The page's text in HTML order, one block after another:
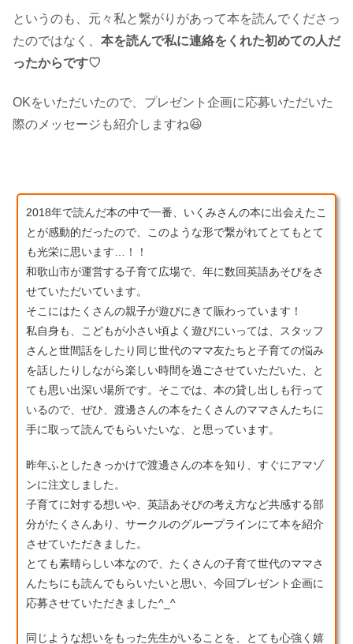
というのも、元々私と繋がりがあって本を読んでくださっ
たのではなく、 本を読んで私に連絡をくれた初めての人だ
ったからです♡
OKをいただいたので、プレゼント企画に応募いただいた
際のメッセージも紹介しますね😆
2018年で読んだ本の中で一番、いくみさんの本に出会えたこ
とが感動的だったので、このような形で繋がれてとてもとて
も光栄に思います…！！
和歌山市が運営する子育て広場で、年に数回英語あそびをさ
せていただいています。
そこにはたくさんの親子が遊びにきて賑わっています！
私自身も、こどもが小さい頃よく遊びにいっては、スタッフ
さんと世間話をしたり同じ世代のママ友たちと子育ての悩み
を話したりしながら楽しい時間を過ごさせていただいた、と
ても思い出深い場所です。そこでは、本の貸し出しも行って
いるので、ぜひ、渡邊さんの本をたくさんのママさんたちに
手に取って読んでもらいたいな、と思っています。
昨年ふとしたきっかけで渡邊さんの本を知り、すぐにアマゾ
ンに注文しました。
子育てに対する想いや、英語あそびの考え方など共感する部
分がたくさんあり、サークルのグループラインにて本を紹介
させていただきました。
とても素晴らしい本なので、たくさんの子育て世代のママさ
んたちにも読んでもらいたいと思い、今回プレゼント企画に
応募させていただきました^_^
同じような想いをもった先生がいることを、とても心強く嬉